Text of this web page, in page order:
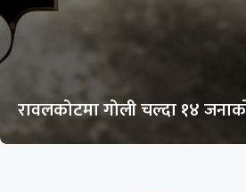
रावलकोटमा गोली चल्दा १४